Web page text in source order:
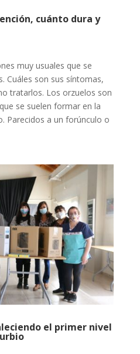
cuánto dura y
muy usuales que se
Cuáles son sus síntomas,
tratarlos. Los orzuelos son
se suelen formar en la
Parecidos a un forúnculo o
el primer nivel